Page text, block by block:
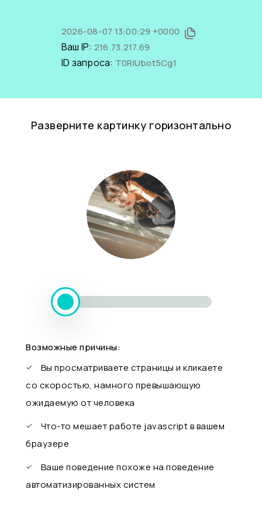
2026-08-07 13:00:29 +0000
Ваш IP: 216.73.217.69
ID запроса: T0RIUbot5Cg1
Разверните картинку горизонтально
Возможные причины:
Вы просматриваете страницы и кликаете
со скоростью, намного превышающую
ожидаемую от человека
Что-то мешает работе javascript в вашем
браузере
Ваше поведение похоже на поведение
автоматизированных систем